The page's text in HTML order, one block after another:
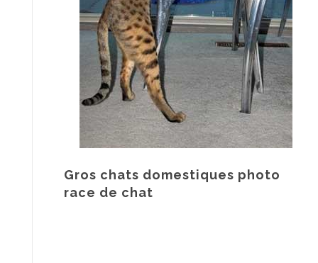
Gros chats domestiques photo
race de chat